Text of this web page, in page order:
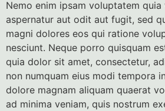
Nemo enim ipsam voluptatem
aspernatur aut odit aut fugit, sed
magni dolores eos qui ratione
nesciunt. Neque porro quisquam
quia dolor sit amet, consectetur,
non numquam eius modi tempora
dolore magnam aliquam quaerat
ad minima veniam, quis nostrum